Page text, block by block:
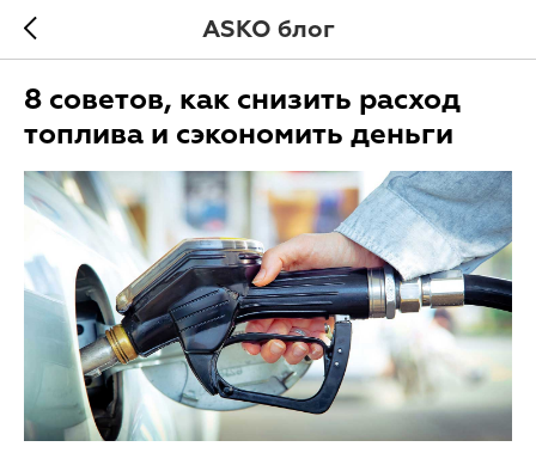
ASKO блог
8 советов, как снизить расход
топлива и сэкономить деньги